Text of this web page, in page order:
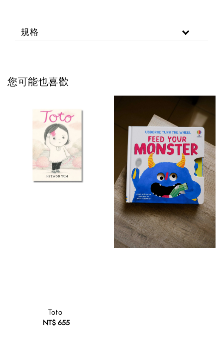
規格
您可能也喜歡
Toto
Regular
NT$ 655